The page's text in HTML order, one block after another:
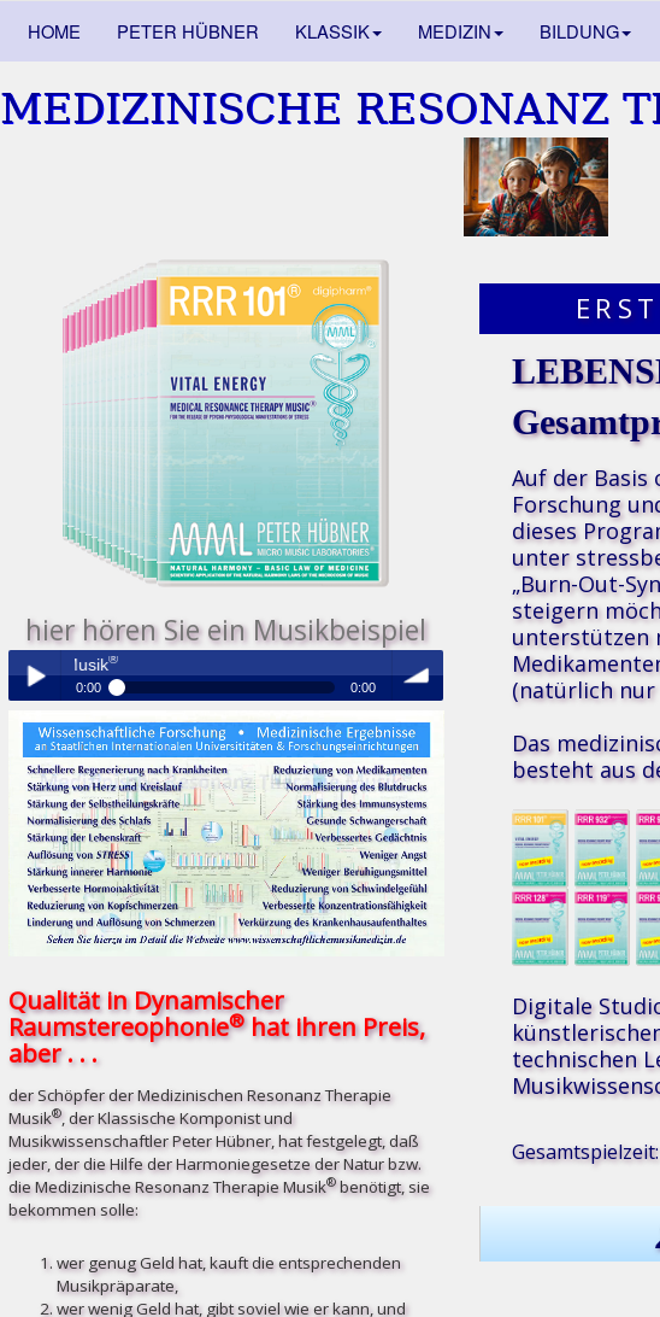
HOME PETER HÜBNER KLASSIK MEDIZIN BILDUNG
MEDIZINISCHE RESONANZ
hier hören Sie ein Musikbeispiel
Play /
pause
Medizinische Resonanz Therapie Musik®
0:00 0:00
volume
Medizinische Resonanz Therapie Musik®
Qualität in Dynamischer
Raumstereophonie®hat ihren Preis,
aber . . .
der Schöpfer der Medizinischen Resonanz Therapie
Musik®, der Klassische Komponist und
Musikwissenschaftler Peter Hübner, hat festgelegt, daß
jeder, der die Hilfe der Harmoniegesetze der Natur bzw.
die Medizinische Resonanz Therapie Musik®benötigt, sie
bekommen solle:
wer genug Geld hat, kauft die entsprechenden
Musikpräparate,
wer wenig Geld hat, gibt soviel wie er kann, und
Auf der Basis
Forschung
dieses
unter
„Burn-Out-
steigern
unterstützen
(natürlich
Das
besteht aus
Digitale
technischen
Gesamtspielzeit: